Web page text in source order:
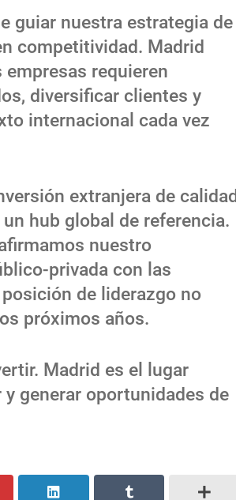
guiar nuestra estrategia de
competitividad. Madrid
requieren
diversificar clientes y
internacional cada vez
extranjera de calidad
hub global de referencia.
nuestro
privada con las
de liderazgo no
próximos años.
Madrid es el lugar
generar oportunidades de